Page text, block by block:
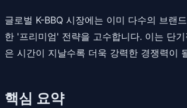
글로벌 K-BBQ 시장에는 이미 다수의 브랜
한 '프리미엄' 전략을 고수합니다. 이는 단
은 시간이 지날수록 더욱 강력한 경쟁력이
핵심 요약